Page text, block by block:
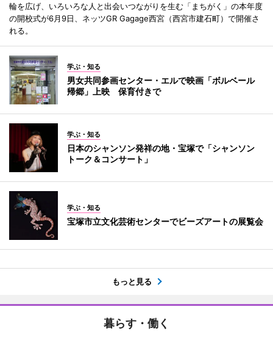
輪を広げ、いろいろな人と出会いつながりを生む「まちがく」の本年度
の開校式が6月9日、ネッツGR Gagage西宮（西宮市建石町）で開催さ
れる。
学ぶ・知る
男女共同参画センター・エルで映画「ボルベール
帰郷」上映 保育付きで
学ぶ・知る
日本のシャンソン発祥の地・宝塚で「シャンソン
トーク＆コンサート」
学ぶ・知る
宝塚市立文化芸術センターでビーズアートの展覧会
もっと見る
暮らす・働く